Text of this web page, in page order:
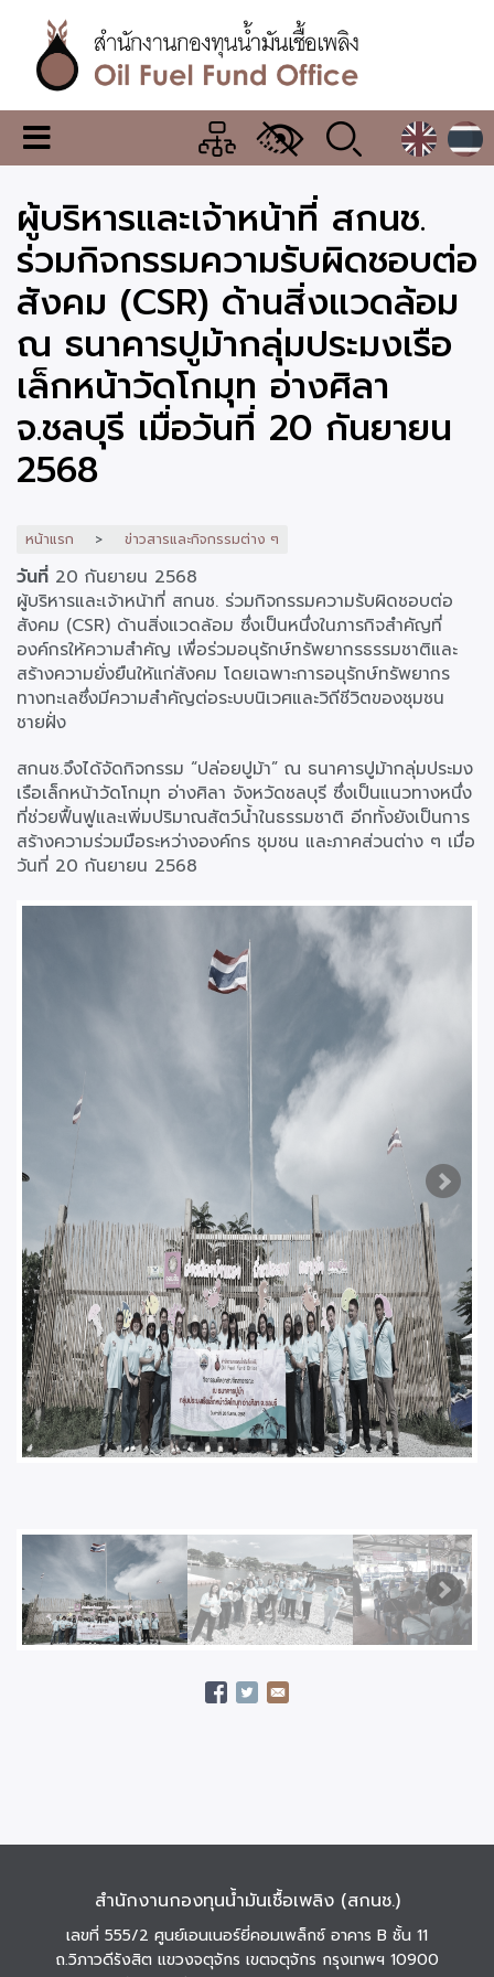
เนื้อหา
หลักสำนักงาน
กองทุน
น้ำมัน
เชื้อ
เพลิง
เมนู
เปลี่ยน
แสดง
ผล
ผู้บริหารและเจ้าหน้าที่ สกนช.
ร่วมกิจกรรมความรับผิดชอบต่อ
สังคม (CSR) ด้านสิ่งแวดล้อม
ณ ธนาคารปูม้ากลุ่มประมงเรือ
เล็กหน้าวัดโกมุท อ่างศิลา
จ.ชลบุรี เมื่อวันที่ 20 กันยายน
2568
หน้าแรก ข่าวสารและกิจกรรมต่าง ๆ
วันที่ 20 กันยายน 2568
ผู้บริหารและเจ้าหน้าที่ สกนช. ร่วมกิจกรรมความรับผิดชอบต่อ
สังคม (CSR) ด้านสิ่งแวดล้อม ซึ่งเป็นหนึ่งในภารกิจสำคัญที่
องค์กรให้ความสำคัญ เพื่อร่วมอนุรักษ์ทรัพยากรธรรมชาติและ
สร้างความยั่งยืนให้แก่สังคม โดยเฉพาะการอนุรักษ์ทรัพยากร
ทางทะเลซึ่งมีความสำคัญต่อระบบนิเวศและวิถีชีวิตของชุมชน
ชายฝั่ง
สกนช.จึงได้จัดกิจกรรม “ปล่อยปูม้า” ณ ธนาคารปูม้ากลุ่มประมง
เรือเล็กหน้าวัดโกมุท อ่างศิลา จังหวัดชลบุรี ซึ่งเป็นแนวทางหนึ่ง
ที่ช่วยฟื้นฟูและเพิ่มปริมาณสัตว์น้ำในธรรมชาติ อีกทั้งยังเป็นการ
สร้างความร่วมมือระหว่างองค์กร ชุมชน และภาคส่วนต่าง ๆ เมื่อ
วันที่ 20 กันยายน 2568
สำนักงานกองทุนน้ำมันเชื้อเพลิง (สกนช.)
เลขที่ 555/2 ศูนย์เอนเนอร์ยี่คอมเพล็กซ์ อาคาร B ชั้น 11
ถ.วิภาวดีรังสิต แขวงจตุจักร เขตจตุจักร กรุงเทพฯ 10900